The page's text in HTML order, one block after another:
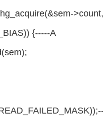
{-----A